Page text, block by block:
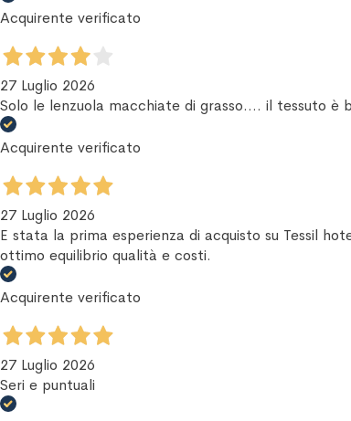
Acquirente verificato
27 Luglio 2026
Solo le lenzuola macchiate di grasso.... il tessuto
Acquirente verificato
27 Luglio 2026
E stata la prima esperienza di acquisto su Tessil
ottimo equilibrio qualità e costi.
Acquirente verificato
27 Luglio 2026
Seri e puntuali